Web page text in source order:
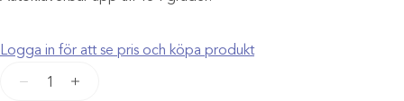
Logga in för att se pris och köpa produkt
Sugmunstycke
+